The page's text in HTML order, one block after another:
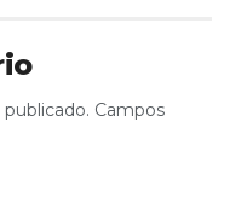
Campos